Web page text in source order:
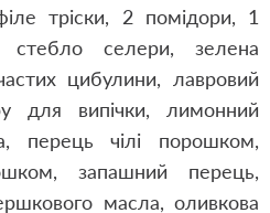
тріски, 2 помідори, 1
стебло селери, зелена
цибулини, лавровий
для випічки, лимонний
перець чілі порошком,
запашний перець,
масла, оливкова